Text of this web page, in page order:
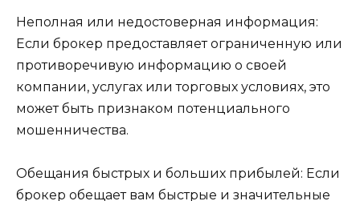
Неполная или недостоверная информация:
Если брокер предоставляет ограниченную или
противоречивую информацию о своей
компании, услугах или торговых условиях, это
может быть признаком потенциального
мошенничества.
Обещания быстрых и больших прибылей: Если
брокер обещает вам быстрые и значительные